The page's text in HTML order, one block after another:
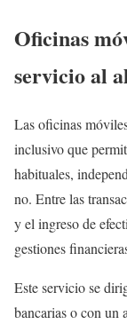
Oficinas
servicio al
Las oficinas
inclusivo que
habituales,
no. Entre las
y el ingreso de
gestiones
Este servicio se
bancarias o con un